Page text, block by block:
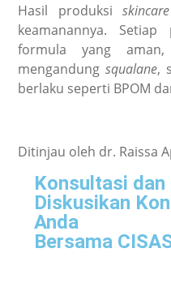
Hasil produksiskincare
keamanannya.
formula yang
mengandungsqualane,
berlaku seperti BPOM
Ditinjau oleh dr. Raissa
Konsultasi dan
Diskusikan
Anda
Bersama